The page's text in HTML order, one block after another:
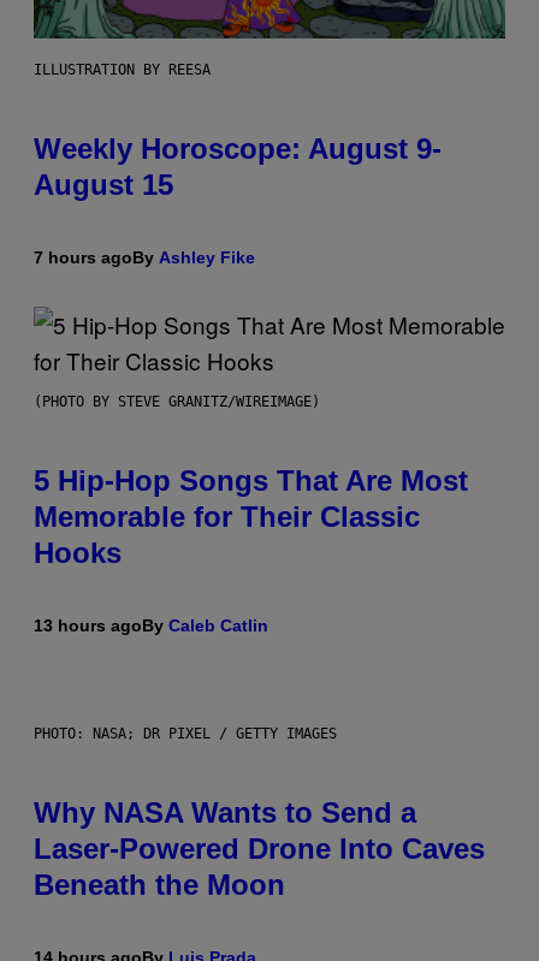
ILLUSTRATION BY REESA
Weekly Horoscope: August 9-
August 15
7 hours agoBy Ashley Fike
(PHOTO BY STEVE GRANITZ/WIREIMAGE)
5 Hip-Hop Songs That Are Most
Memorable for Their Classic
Hooks
13 hours agoBy Caleb Catlin
PHOTO: NASA; DR PIXEL / GETTY IMAGES
Why NASA Wants to Send a
Laser-Powered Drone Into Caves
Beneath the Moon